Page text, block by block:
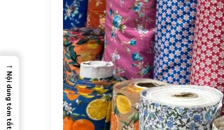
→
Nội dung tóm tắt